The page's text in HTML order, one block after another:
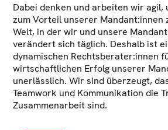
Dabei denken und arbeiten wir agil,
zum Vorteil unserer Mandant:innen
Welt, in der wir und unsere
verändert sich täglich. Deshalb ist
dynamischen Rechtsberater:innen
wirtschaftlichen Erfolg unserer
unerlässlich. Wir sind überzeugt,
Teamwork und Kommunikation die
Zusammenarbeit sind.